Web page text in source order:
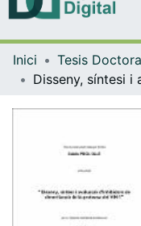
Inici Tesis